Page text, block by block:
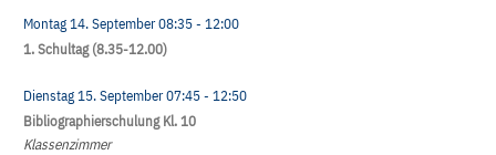
Montag 14. September08:35- 12:00
1. Schultag (8.35-12.00)
Dienstag 15. September07:45- 12:50
Bibliographierschulung Kl. 10
Klassenzimmer